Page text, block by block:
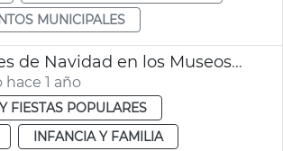
MUNICIPALES
Actividades de Navidad en los Museos de València
1 año
FIESTAS POPULARES
INFANCIA Y FAMILIA